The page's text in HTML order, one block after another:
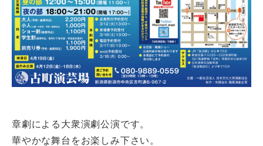
章劇による大衆演劇公演です。
華やかな舞台をお楽しみ下さい。